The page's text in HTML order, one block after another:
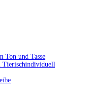
Ton und Tasse
Tierischindividuell